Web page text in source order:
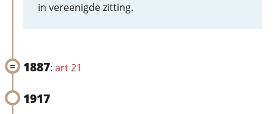
in vereenigde zitting.
1887: art 21
1917